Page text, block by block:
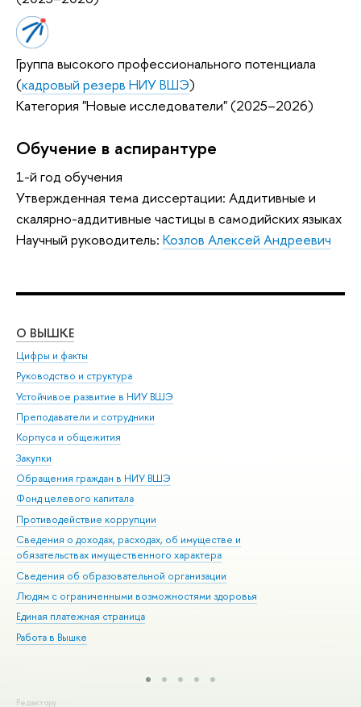
Группа высокого профессионального потенциала
(кадровый резерв НИУ ВШЭ)
Категория "Новые исследователи" (2025–2026)
Обучение в аспирантуре
1-й год обучения
Утвержденная тема диссертации: Аддитивные и
скалярно-аддитивные частицы в самодийских языках
Научный руководитель: Козлов Алексей Андреевич
О ВЫШКЕ
Цифры и факты
Руководство и структура
Устойчивое развитие в НИУ ВШЭ
Преподаватели и сотрудники
Корпуса и общежития
Закупки
Обращения граждан в НИУ ВШЭ
Фонд целевого капитала
Противодействие коррупции
Сведения о доходах, расходах, об имуществе и
обязательствах имущественного характера
Сведения об образовательной организации
Людям с ограниченными возможностями здоровья
Единая платежная страница
Работа в Вышке
Редактору